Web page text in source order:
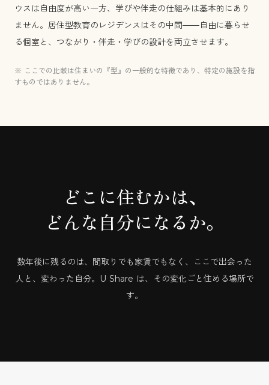
ウスは自由度が高い一方、学びや伴走の仕組みは基本的にあり
ません。居住型教育のレジデンスはその中間——自由に暮らせ
る個室と、つながり・伴走・学びの設計を両立させます。
※ ここでの比較は住まいの『型』の一般的な特徴であり、特定の施設を指
すものではありません。
どこに住むかは、
どんな自分になるか。
数年後に残るのは、間取りでも家賃でもなく、ここで出会った
人と、変わった自分。U Share は、その変化ごと住める場所で
す。